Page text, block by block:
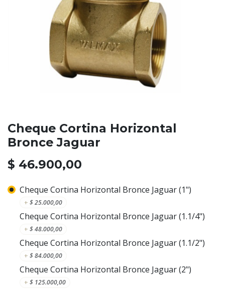
Cheque Cortina Horizontal
Bronce Jaguar
$ 46.900,00
Cheque Cortina Horizontal Bronce Jaguar (1")
+ $25.000,00
Cheque Cortina Horizontal Bronce Jaguar (1.1/4")
+ $48.000,00
Cheque Cortina Horizontal Bronce Jaguar (1.1/2")
+ $84.000,00
Cheque Cortina Horizontal Bronce Jaguar (2")
+ $ 125.000,00